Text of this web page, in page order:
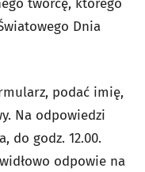
twórcę, którego
Dnia
podać imię,
Na odpowiedzi
do godz. 12.00.
odpowie na